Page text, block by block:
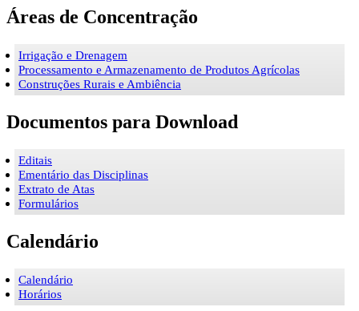
Áreas de Concentração
Irrigação e Drenagem
Processamento e Armazenamento de Produtos Agrícolas
Construções Rurais e Ambiência
Documentos para Download
Editais
Ementário das Disciplinas
Extrato de Atas
Formulários
Calendário
Calendário
Horários